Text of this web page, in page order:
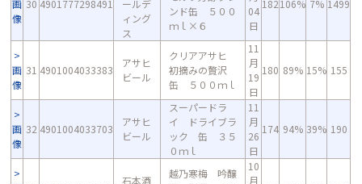
画
像
30 4901777298491
ールデ
ィング
ス
ンド缶 ５００
ｍｌ×６
04
日
182106% 7% 1499
画
像
31 4901004033383
アサヒ
ビール
クリアアサヒ
初摘みの贅沢
缶 ５００ｍｌ
11
月
19
日
180 89% 15% 155
画
像
32 4901004033703
アサヒ
ビール
スーパードラ
イ ドライブラ
ック 缶 ３５
０ｍｌ
11
月
26
日
174 94% 39% 190
石本酒
越乃寒梅 吟醸
10
月